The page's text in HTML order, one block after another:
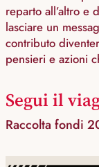
reparto all’altro e
lasciare un
contributo
pensieri e azioni
Segui il
Raccolta fondi